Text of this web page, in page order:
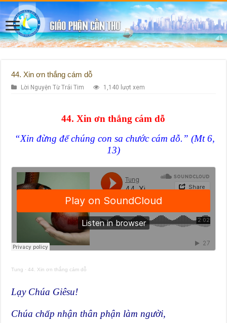
44. Xin ơn thắng cám dỗ
Lời Nguyện Từ Trái Tim 1,140 lượt xem
44. Xin ơn thắng cám dỗ
“Xin đừng để chúng con sa chước cám dỗ.” (Mt 6,
13)
Tung ·44. Xin ơn thắng cám dỗ
Lạy Chúa Giêsu!
Chúa chấp nhận thân phận làm người,